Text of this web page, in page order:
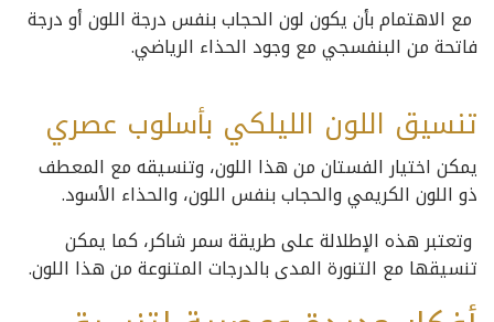
مع الاهتمام بأن يكون لون الحجاب بنفس درجة اللون أو درجة
فاتحة من البنفسجي مع وجود الحذاء الرياضي.
تنسيق اللون الليلكي بأسلوب عصري
يمكن اختيار الفستان من هذا اللون، وتنسيقه مع المعطف
ذو اللون الكريمي والحجاب بنفس اللون، والحذاء الأسود.
وتعتبر هذه الإطلالة على طريقة سمر شاكر، كما يمكن
تنسيقها مع التنورة المدى بالدرجات المتنوعة من هذا اللون.